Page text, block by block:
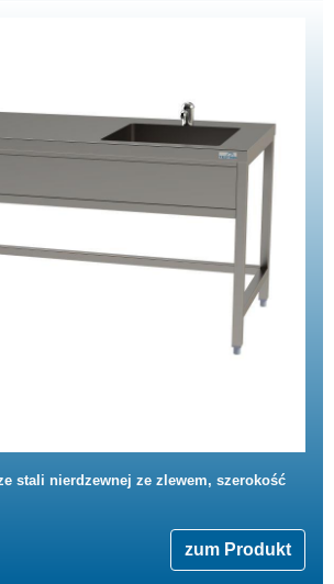
stali nierdzewnej ze zlewem, szerokość
zum Produkt